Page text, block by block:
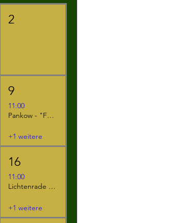
2
9
11:00
Pankow - "Furzipups, der Knatterdrache"
+1 weitere
16
11:00
Lichtenrade - "Furzipups, der Knatterdrache"
+1 weitere